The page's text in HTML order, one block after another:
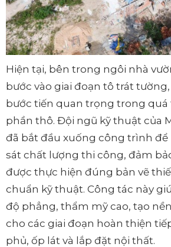
Hiện tại, bên trong ngôi nhà
bước vào giai đoạn tô trát
bước tiến quan trọng trong
phần thô. Đội ngũ kỹ thuật của
đã bắt đầu xuống công trình để
sát chất lượng thi công, đảm
được thực hiện đúng bản vẽ
chuẩn kỹ thuật. Công tác này
độ phẳng, thẩm mỹ cao, tạo
cho các giai đoạn hoàn thiện
phủ, ốp lát và lắp đặt nội thất.